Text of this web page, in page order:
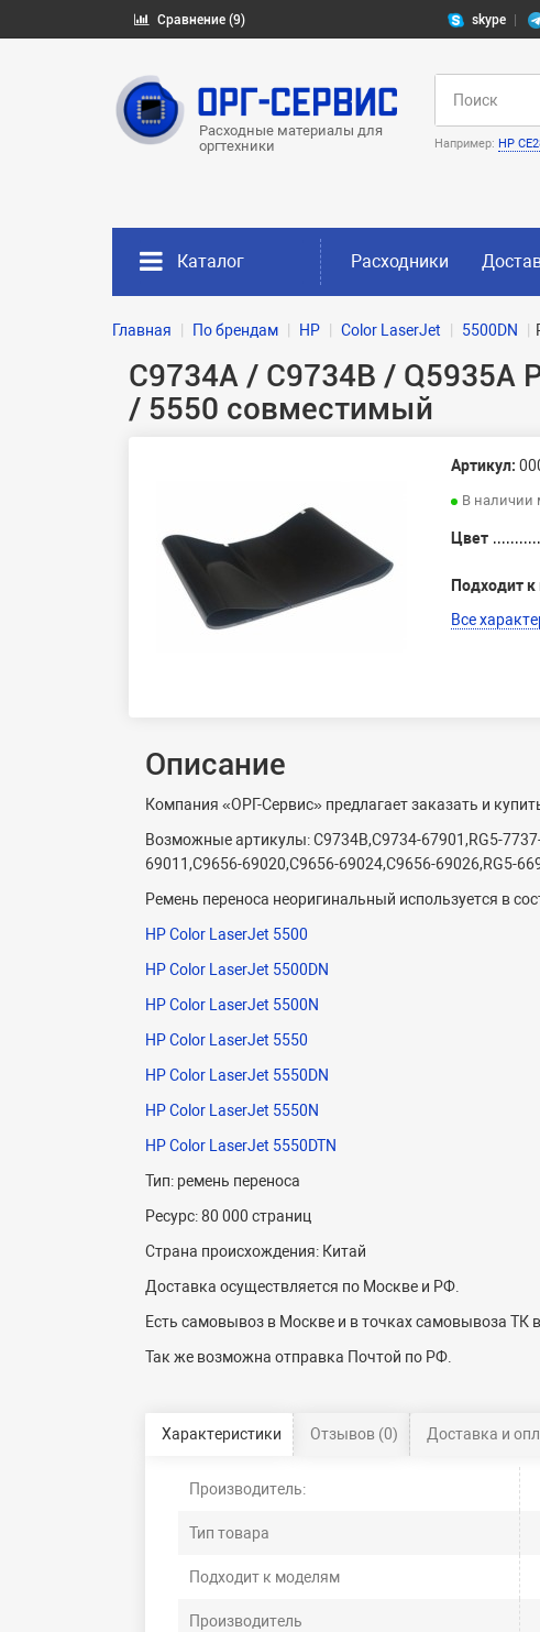
Сравнение (9) skype
Расходные материалы для
оргтехники
Например: HP
Каталог Расходники
Главная По брендам HP Color LaserJet 5500DN
C9734A / C9734B / Q5935A
/ 5550 совместимый
Артикул:
В наличии
Цвет
Подходит
Все
Описание
Компания «ОРГ-Сервис» предлагает заказать и
Возможные артикулы: C9734B,C9734-67901,RG5-
69011,C9656-69020,C9656-69024,C9656-69026,RG5-
Ремень переноса неоригинальный используется в
HP Color LaserJet 5500
HP Color LaserJet 5500DN
HP Color LaserJet 5500N
HP Color LaserJet 5550
HP Color LaserJet 5550DN
HP Color LaserJet 5550N
HP Color LaserJet 5550DTN
Тип: ремень переноса
Ресурс: 80 000 страниц
Страна происхождения: Китай
Доставка осуществляется по Москве и РФ.
Есть самовывоз в Москве и в точках самовывоза ТК в
Так же возможна отправка Почтой по РФ.
Характеристики Отзывов (0) Доставка и
Производитель:
Тип товара
Подходит к моделям
Производитель